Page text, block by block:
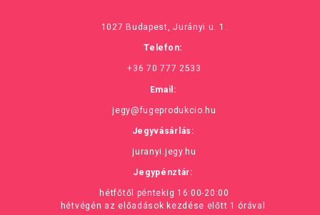
1027 Budapest, Jurányi u. 1.
Telefon:
+36 70 777 2533
Email:
jegy@fugeprodukcio.hu
Jegyvásárlás:
juranyi.jegy.hu
Jegypénztár:
hétfőtől péntekig 16:00-20:00
hétvégén az előadások kezdése előtt 1 órával